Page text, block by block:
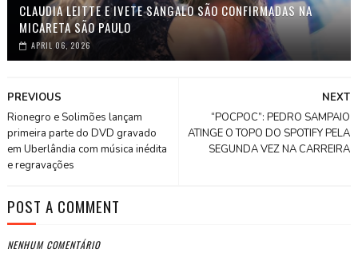
CLAUDIA LEITTE E IVETE SANGALO SÃO CONFIRMADAS NA
MICARETA SÃO PAULO
APRIL 06, 2026
NEXT
“POCPOC”: PEDRO SAMPAIO
ATINGE O TOPO DO SPOTIFY PELA
SEGUNDA VEZ NA CARREIRA
PREVIOUS
Rionegro e Solimões lançam
primeira parte do DVD gravado
em Uberlândia com música inédita
e regravações
POST A COMMENT
NENHUM COMENTÁRIO